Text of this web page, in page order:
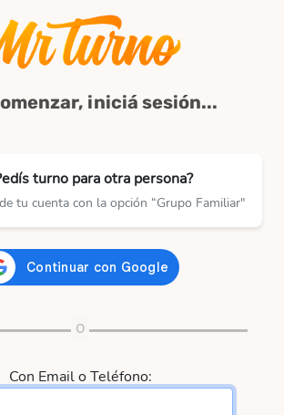
iniciá sesión...
turno para otra persona?
tu cuenta con la opción “Grupo Familiar"
Con Email o Teléfono: